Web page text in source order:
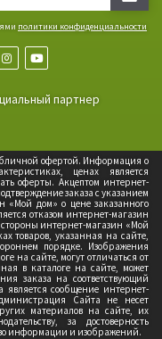
политики конфиденциальности
партнер
офертой. Информация о
ценах является
оферты. Акцептом интернет-
заказа с указанием
«Мой дом» о цене заказанного
отказом интернет-магазин
интернет-магазин «Мой
товаров, указанная на сайте,
порядке. Изображения
на сайте, могут отличаться от
в каталоге на сайте, может
заказа на соответствующий
является сообщение интернет-
Сайта не несет
материалов на сайте, их
за достоверность
информации и изображений.